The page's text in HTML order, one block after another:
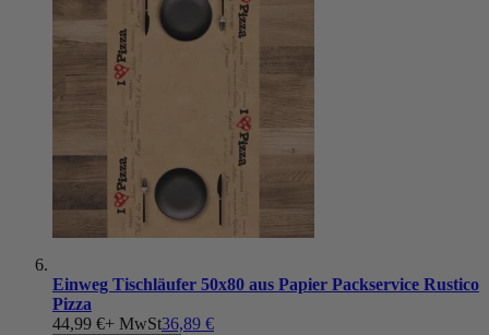
Einweg Tischläufer 50x80 aus Papier Packservice Rustico
Pizza
44,99 €+ MwSt36,89 €